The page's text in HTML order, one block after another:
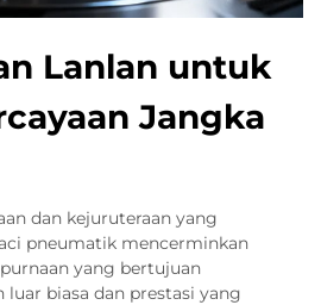
Lanlan untuk
Jangka
dan kejuruteraan yang
pneumatik mencerminkan
yang bertujuan
biasa dan prestasi yang